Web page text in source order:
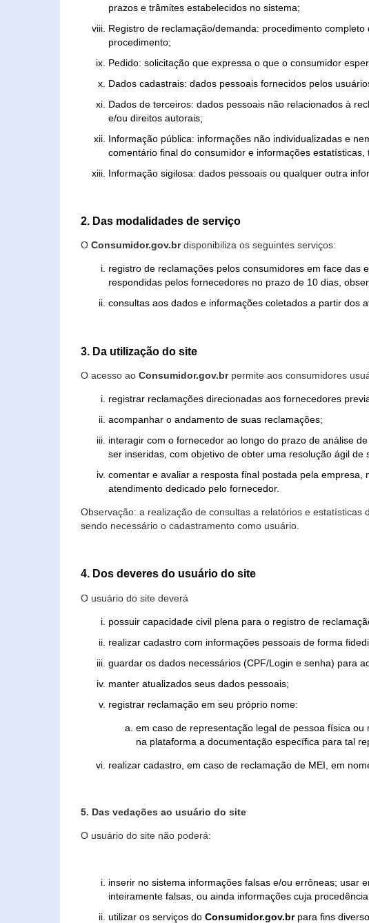
prazos e trâmites estabelecidos no sistema;
Registro de reclamação/demanda: procedimento
procedimento;
Pedido: solicitação que expressa o que o consumidor
Dados cadastrais: dados pessoais fornecidos pelos
Dados de terceiros: dados pessoais não relacionados à
e/ou direitos autorais;
Informação pública: informações não individualizadas e
comentário final do consumidor e informações
Informação sigilosa: dados pessoais ou qualquer outra
2. Das modalidades de serviço
O Consumidor.gov.brdisponibiliza os seguintes serviços:
registro de reclamações pelos consumidores em face
respondidas pelos fornecedores no prazo de 10 dias,
consultas aos dados e informações coletados a partir dos
3. Da utilização do site
O acesso ao Consumidor.gov.brpermite aos consumidores
registrar reclamações direcionadas aos fornecedores
acompanhar o andamento de suas reclamações;
interagir com o fornecedor ao longo do prazo de análise
ser inseridas, com objetivo de obter uma resolução ágil de
comentar e avaliar a resposta final postada pela
atendimento dedicado pelo fornecedor.
Observação: a realização de consultas a relatórios e
sendo necessário o cadastramento como usuário.
4. Dos deveres do usuário do site
O usuário do site deverá
possuir capacidade civil plena para o registro de
realizar cadastro com informações pessoais de forma
guardar os dados necessários (CPF/Login e senha) para
manter atualizados seus dados pessoais;
registrar reclamação em seu próprio nome:
em caso de representação legal de pessoa física
na plataforma a documentação específica para tal
realizar cadastro, em caso de reclamação de MEI, em
5. Das vedações ao usuário do site
O usuário do site não poderá:
inserir no sistema informações falsas e/ou errôneas; usar
inteiramente falsas, ou ainda informações cuja
utilizar os serviços do Consumidor.gov.brpara fins